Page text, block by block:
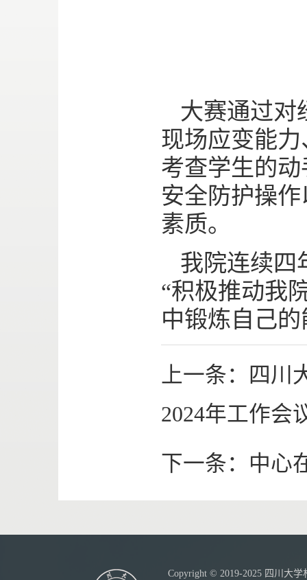
大赛通过对
现场应变能
考查学生的
安全防护操
素质。
我院连续四
“积极推动我
中锻炼自己
上一条：
四川
2024年工作会
下一条： 中心
Copyright © 2019-2025 四川大